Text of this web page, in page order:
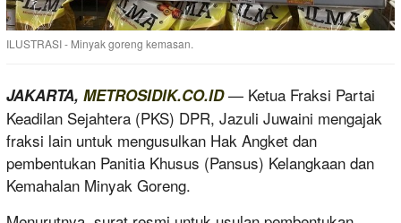
ILUSTRASI - Minyak goreng kemasan.
JAKARTA, METROSIDIK.CO.ID— Ketua Fraksi Partai
Keadilan Sejahtera (PKS) DPR, Jazuli Juwaini mengajak
fraksi lain untuk mengusulkan Hak Angket dan
pembentukan Panitia Khusus (Pansus) Kelangkaan dan
Kemahalan Minyak Goreng.